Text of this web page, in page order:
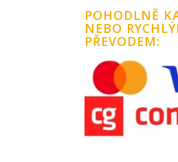
POHODLNĚ
NEBO
PŘEVODEM: